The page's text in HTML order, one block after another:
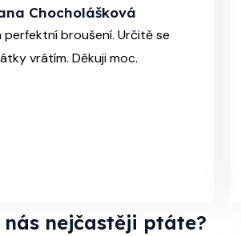
/
Chocholášková
perfektní broušení. Určitě se
vrátím. Děkuji moc.
nás nejčastěji ptáte?